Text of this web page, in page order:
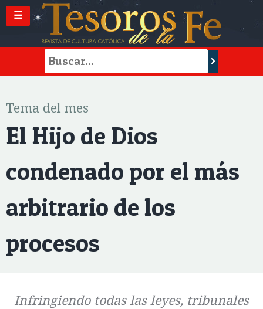
☰
Tema del mes
El Hijo de Dios
condenado por el más
arbitrario de los
procesos
Infringiendo todas las leyes, tribunales